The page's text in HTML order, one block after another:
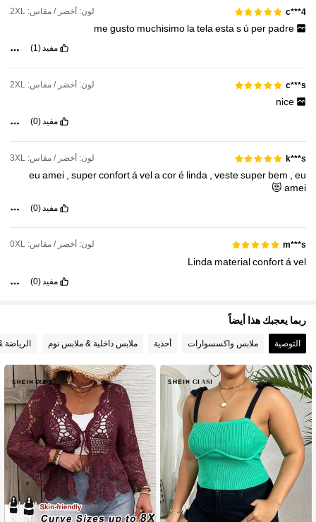
c***4 لون: أخضر / مقاس: 2XL
megusto muchisimo latelaestas ú per padre
مفيد(1)
c***s لون: أخضر / مقاس: 2XL
nice
مفيد(0)
k***s لون: أخضر / مقاس: 3XL
eu amei , superconfortávelacoré linda , vestesuper bem , eu
amei
😻
مفيد (0)
m***s لون: أخضر / مقاس: 0XL
Linda materialconfortá vel
مفيد (0)
ربما يعجبك هذا أيضاً
التوصية ملابس واكسسوارات أحذية ملابس داخلية & ملابس نوم